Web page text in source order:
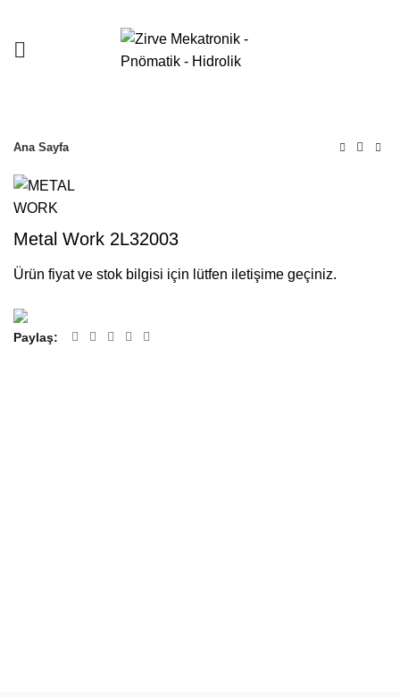
Ana Sayfa
Metal Work 2L32003
Ürün fiyat ve stok bilgisi için lütfen iletişime geçiniz.
Paylaş